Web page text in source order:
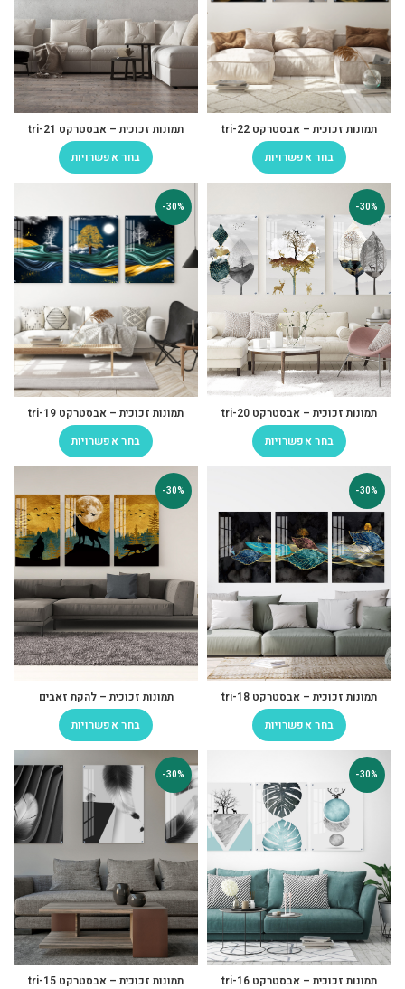
תמונות זכוכית – אבסטרקט tri-22
בחר אפשרויות
תמונות זכוכית – אבסטרקט tri-21
בחר אפשרויות
-30%
תמונות זכוכית – אבסטרקט tri-20
בחר אפשרויות
-30%
תמונות זכוכית – אבסטרקט tri-19
בחר אפשרויות
-30%
תמונות זכוכית – אבסטרקט tri-18
בחר אפשרויות
-30%
תמונות זכוכית – להקת זאבים
בחר אפשרויות
-30%
תמונות זכוכית – אבסטרקט tri-16
-30%
תמונות זכוכית – אבסטרקט tri-15